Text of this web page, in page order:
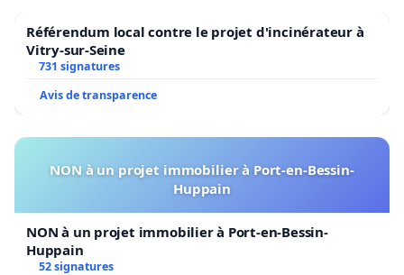
Référendum local contre le projet d'incinérateur à
Vitry-sur-Seine
731 signatures
Avis de transparence
NON à un projet immobilier à Port-en-Bessin-
Huppain
NON à un projet immobilier à Port-en-Bessin-
Huppain
52 signatures